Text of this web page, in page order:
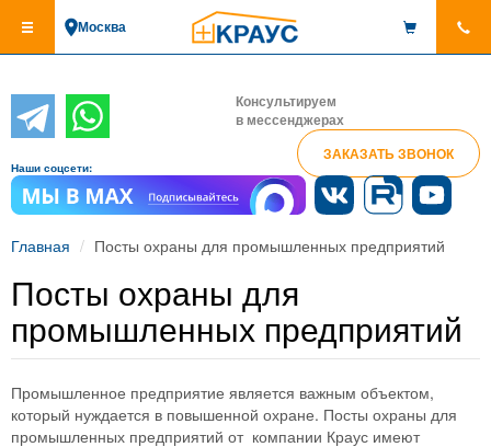
основному
Москва
Консультируем
в мессенджерах
ЗАКАЗАТЬ ЗВОНОК
Наши соцсети:
Главная Посты охраны для промышленных предприятий
Посты охраны для
промышленных предприятий
Промышленное предприятие является важным объектом,
который нуждается в повышенной охране. Посты охраны для
промышленных предприятий от компании Краус имеют